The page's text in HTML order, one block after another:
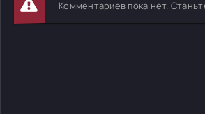
Комментариев пока нет.